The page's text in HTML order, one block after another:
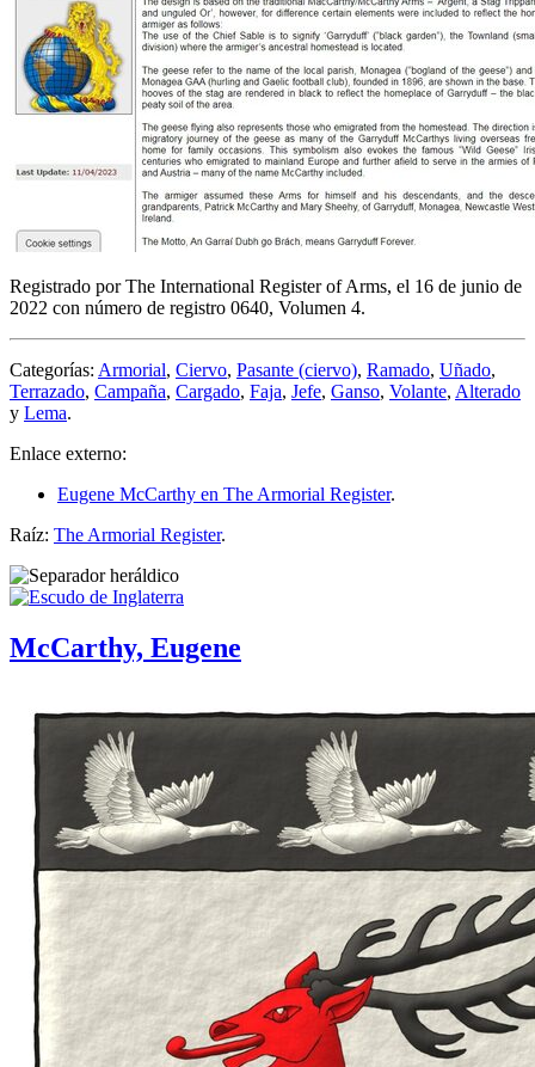
Registrado por The International Register of Arms, el 16 de junio de
2022 con número de registro 0640, Volumen 4.
Categorías: Armorial, Ciervo, Pasante (ciervo), Ramado, Uñado,
Terrazado, Campaña, Cargado, Faja, Jefe, Ganso, Volante, Alterado
y Lema.
Enlace externo:
Eugene McCarthy en The Armorial Register.
Raíz: The Armorial Register.
McCarthy, Eugene